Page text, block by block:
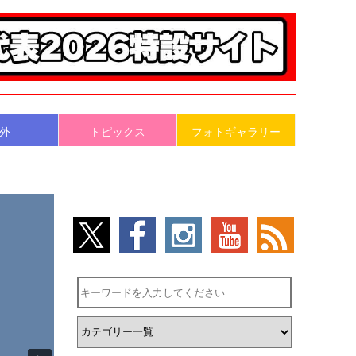
トピックス フォトギャラリー